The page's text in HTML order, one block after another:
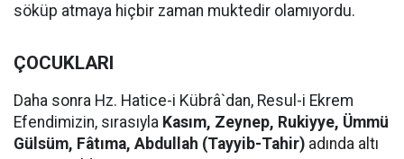
söküp atmaya hiçbir zaman muktedir olamıyordu.
ÇOCUKLARI
Daha sonra Hz. Hatice-i Kübrâ`dan, Resul-i Ekrem
Efendimizin, sırasıyla Kasım, Zeynep, Rukiyye, Ümmü
Gülsüm, Fâtıma, Abdullah (Tayyib-Tahir) adında altı